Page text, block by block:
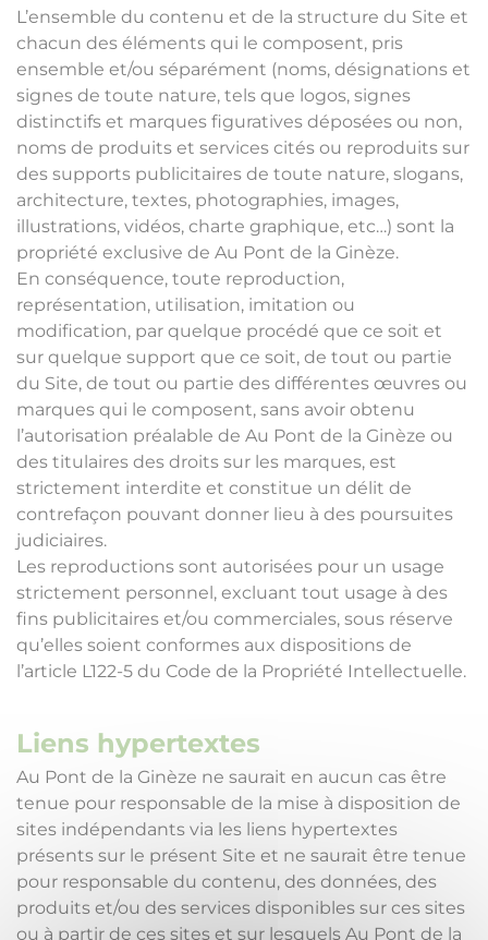
L’ensemble du contenu et de la structure du Site et
chacun des éléments qui le composent, pris
ensemble et/ou séparément (noms, désignations et
signes de toute nature, tels que logos, signes
distinctifs et marques figuratives déposées ou non,
noms de produits et services cités ou reproduits sur
des supports publicitaires de toute nature, slogans,
architecture, textes, photographies, images,
illustrations, vidéos, charte graphique, etc…) sont la
propriété exclusive de Au Pont de la Ginèze.
En conséquence, toute reproduction,
représentation, utilisation, imitation ou
modification, par quelque procédé que ce soit et
sur quelque support que ce soit, de tout ou partie
du Site, de tout ou partie des différentes œuvres ou
marques qui le composent, sans avoir obtenu
l’autorisation préalable de Au Pont de la Ginèze ou
des titulaires des droits sur les marques, est
strictement interdite et constitue un délit de
contrefaçon pouvant donner lieu à des poursuites
judiciaires.
Les reproductions sont autorisées pour un usage
strictement personnel, excluant tout usage à des
fins publicitaires et/ou commerciales, sous réserve
qu’elles soient conformes aux dispositions de
l’article L122-5 du Code de la Propriété Intellectuelle.
Liens hypertextes
Au Pont de la Ginèze ne saurait en aucun cas être
tenue pour responsable de la mise à disposition de
sites indépendants via les liens hypertextes
présents sur le présent Site et ne saurait être tenue
pour responsable du contenu, des données, des
produits et/ou des services disponibles sur ces sites
ou à partir de ces sites et sur lesquels Au Pont de la